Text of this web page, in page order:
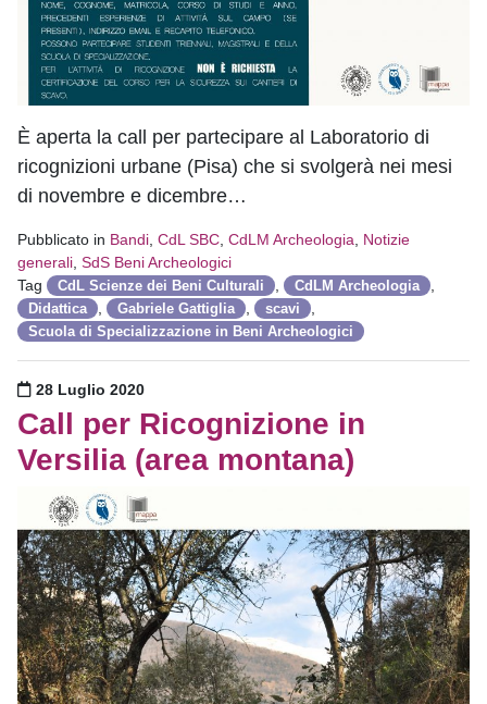
È aperta la call per partecipare al Laboratorio di
ricognizioni urbane (Pisa) che si svolgerà nei mesi
di novembre e dicembre…
Pubblicato in Bandi CdL SBC CdLM Archeologia
Notizie
generali SdS Beni Archeologici
Tag
CdL Scienze dei Beni Culturali CdLM Archeologia
Didattica Gabriele Gattiglia scavi
Scuola di Specializzazione in Beni Archeologici
Pubblicato il
28 Luglio 2020
Call per Ricognizione in
Versilia (area montana)